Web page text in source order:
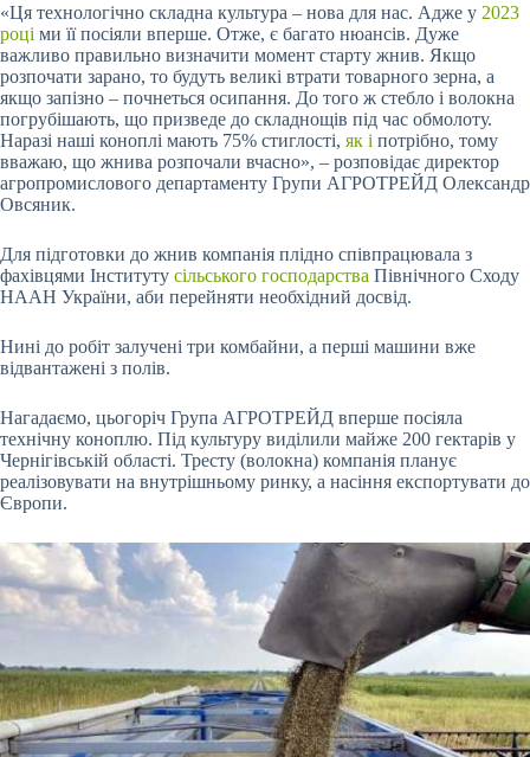
«Ця технологічно складна культура – нова для нас. Адже у 2023
році ми її посіяли вперше. Отже, є багато нюансів. Дуже
важливо правильно визначити момент старту жнив. Якщо
розпочати зарано, то будуть великі втрати товарного зерна, а
якщо запізно – почнеться осипання. До того ж стебло і волокна
погрубішають, що призведе до складнощів під час обмолоту.
Наразі наші коноплі мають 75% стиглості, як і потрібно, тому
вважаю, що жнива розпочали вчасно», – розповідає директор
агропромислового департаменту Групи АГРОТРЕЙД Олександр
Овсяник.
Для підготовки до жнив компанія плідно співпрацювала з
фахівцями Інституту сільського господарства Північного Сходу
НААН України, аби перейняти необхідний досвід.
Нині до робіт залучені три комбайни, а перші машини вже
відвантажені з полів.
Нагадаємо, цьогоріч Група АГРОТРЕЙД вперше посіяла
технічну коноплю. Під культуру виділили майже 200 гектарів у
Чернігівській області. Тресту (волокна) компанія планує
реалізовувати на внутрішньому ринку, а насіння експортувати до
Європи.